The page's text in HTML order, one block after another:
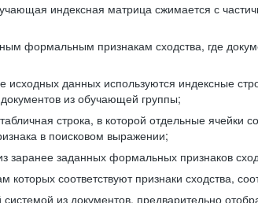
индексная матрица сжимается с
формальным признакам сходства, где
данных используются индексные
из обучающей группы;
строка, в которой отдельные ячейки
в поисковом выражении;
заранее заданных формальных признаков
соответствуют признаки сходства,
из документов, предварительно